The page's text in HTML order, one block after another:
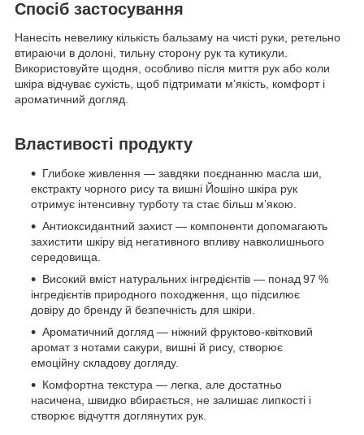
Спосіб застосування
Нанесіть невелику кількість бальзаму на чисті руки, ретельно
втираючи в долоні, тильну сторону рук та кутикули.
Використовуйте щодня, особливо після миття рук або коли
шкіра відчуває сухість, щоб підтримати м’якість, комфорт і
ароматичний догляд.
Властивості продукту
Глибоке живлення — завдяки поєднанню масла ши,
екстракту чорного рису та вишні Йошіно шкіра рук
отримує інтенсивну турботу та стає більш м’якою.
Антиоксидантний захист — компоненти допомагають
захистити шкіру від негативного впливу навколишнього
середовища.
Високий вміст натуральних інгредієнтів — понад 97 %
інгредієнтів природного походження, що підсилює
довіру до бренду й безпечність для шкіри.
Ароматичний догляд — ніжний фруктово‑квітковий
аромат з нотами сакури, вишні й рису, створює
емоційну складову догляду.
Комфортна текстура — легка, але достатньо
насичена, швидко вбирається, не залишає липкості і
створює відчуття доглянутих рук.